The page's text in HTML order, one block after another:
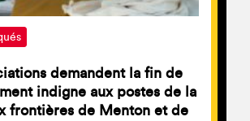
demandent la fin de
indigne aux postes de la
frontières de Menton et de